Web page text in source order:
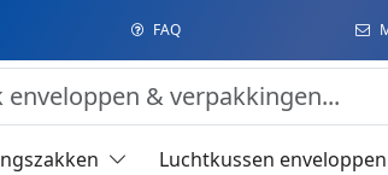
FAQ
Luchtkussen enveloppen